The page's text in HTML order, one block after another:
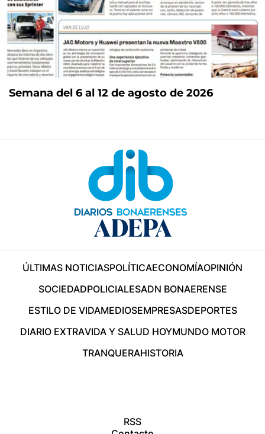
Semana del 6 al 12 de agosto de 2026
ÚLTIMAS NOTICIASPOLÍTICAECONOMÍAOPINIÓN
SOCIEDADPOLICIALESADN BONAERENSE
ESTILO DE VIDAMEDIOSEMPRESASDEPORTES
DIARIO EXTRAVIDA Y SALUD HOYMUNDO MOTOR
TRANQUERAHISTORIA
RSS